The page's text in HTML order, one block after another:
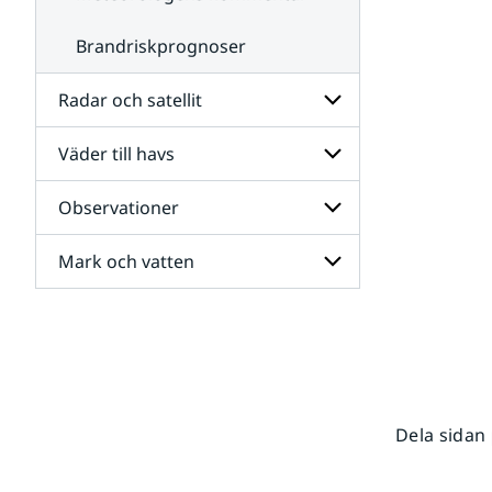
Brandriskprognoser
Radar och satellit
Undersidor
för
Radar
och
satellit
Väder till havs
Undersidor
för
Väder
till
havs
Observationer
Undersidor
för
Mark och vatten
Dela sidan